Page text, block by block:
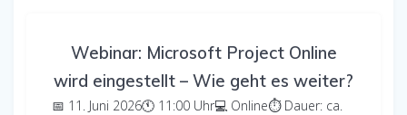
Webinar: Microsoft Project Online
wird eingestellt – Wie geht es weiter?
📅 11. Juni 2026🕚 11:00 Uhr💻 Online⏱ Dauer: ca.